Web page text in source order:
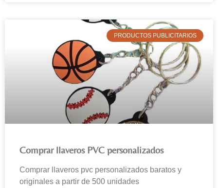
PRODUCTOS PUBLICITARIOS
Comprar llaveros PVC personalizados
Comprar llaveros pvc personalizados baratos y
originales a partir de 500 unidades